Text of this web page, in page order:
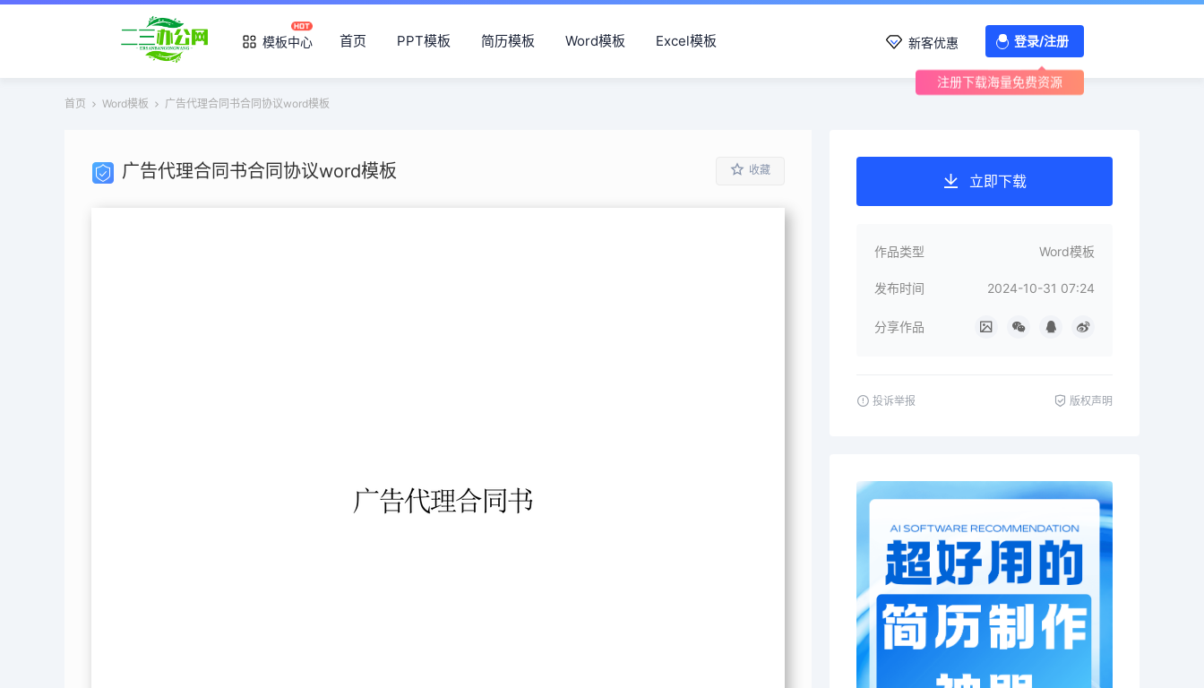
模板中心 首页 PPT模板 简历模板 Word模板 Excel模板 新客优惠 登录/注册
注册下载海量免费资源
首页 Word模板 广告代理合同书合同协议word模板
广告代理合同书合同协议word模板 收藏
立即下载
作品类型 Word模板
发布时间 2024-10-31 07:24
分享作品
投诉举报 版权声明